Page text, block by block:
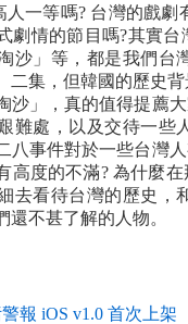
人一等嗎? 台灣的戲
劇情的節目嗎?其實
沙」等，都是我們台
二集，但韓國的歷史
沙」，真的值得提薦
難處，以及交待一些
八事件對於一些台灣
高度的不滿? 為什麼
去看待台灣的歷史，
還不甚了解的人物。
報 iOS v1.0 首次上架